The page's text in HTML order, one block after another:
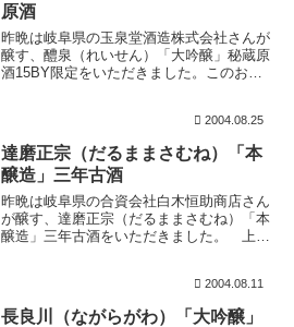
原酒
昨晩は岐阜県の玉泉堂酒造株式会社さんが
醸す、醴泉（れいせん）「大吟醸」秘蔵原
酒15BY限定をいただきました。このお酒
ものでしたが、今回は蘭奢待の名前を付け
ずに破格で...
2004.08.25
達磨正宗（だるままさむね）「本
醸造」三年古酒
昨晩は岐阜県の合資会社白木恒助商店さん
が醸す、達磨正宗（だるままさむね）「本
醸造」三年古酒をいただきました。 上立
しているよう。人肌くらいに燗していただ
くとバランス...
2004.08.11
長良川（ながらがわ）「大吟醸」